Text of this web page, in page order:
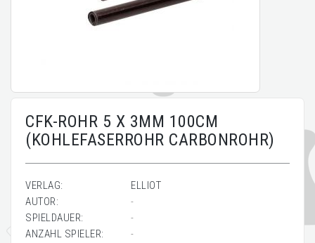
CFK-ROHR 5 X 3MM 100CM
(KOHLEFASERROHR CARBONROHR)
VERLAG:
ELLIOT
AUTOR:
-
SPIELDAUER:
-
ANZAHL SPIELER:
-